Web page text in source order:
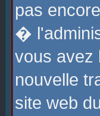
pas
�
vous avez
nouvelle
site web